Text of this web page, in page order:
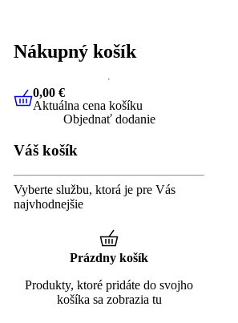
Nákupný košík
0,00 €Aktuálna cena košíku
0,00 €
Aktuálna cena košíku
Objednať dodanie
Váš košík
Vyberte službu, ktorá je pre Vás
najvhodnejšie
Prázdny košík
Produkty, ktoré pridáte do svojho
košíka sa zobrazia tu